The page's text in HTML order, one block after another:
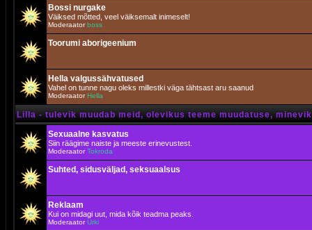
Bossi nurgake
Väiksed mõtted, veel väiksemalt inimeselt!
Moderaatorboss
Toorumi aborigeenium
Hella valgussähvatused
Vahel on tunne nagu oleks millestki väga tähtsast aru saanud
Moderaator Hella
Lilla - tulevik muudab meid, olevikus teeme muudatuse,
Sexuaalne kasvatus
Siin räägime naiste ja meeste erinevustest.
ModeraatorTokroda
Suhted, sidusväljad, seksuaalsus
Reklaam
Kui on midagi uut, mida kõik teadma peaks.
ModeraatorUrki